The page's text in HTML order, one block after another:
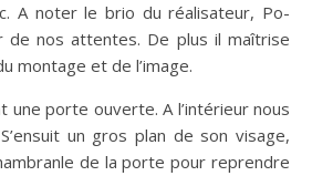
A noter le brio du réalisateur, Po-
de nos attentes. De plus il maîtrise
montage et de l’image.
une porte ouverte. A l’intérieur nous
un gros plan de son visage,
de la porte pour reprendre